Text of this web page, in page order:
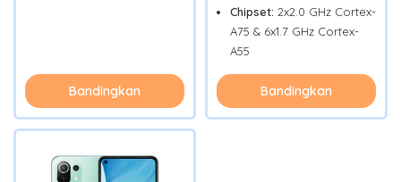
Bandingkan
Chipset: 2x2.0 GHz Cortex-
A75 & 6x1.7 GHz Cortex-
A55
Bandingkan